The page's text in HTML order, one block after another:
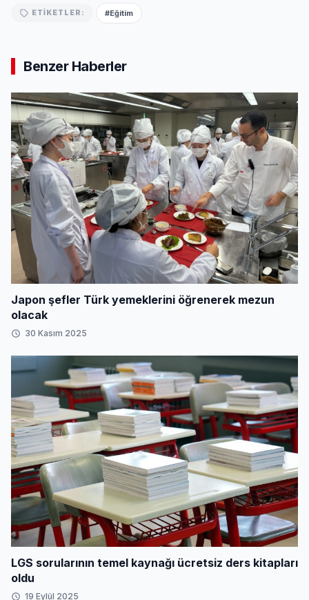
ETIKETLER: #Eğitim
Benzer Haberler
Japon şefler Türk yemeklerini öğrenerek mezun
olacak
30 Kasım 2025
LGS sorularının temel kaynağı ücretsiz ders kitapları
oldu
19 Eylül 2025